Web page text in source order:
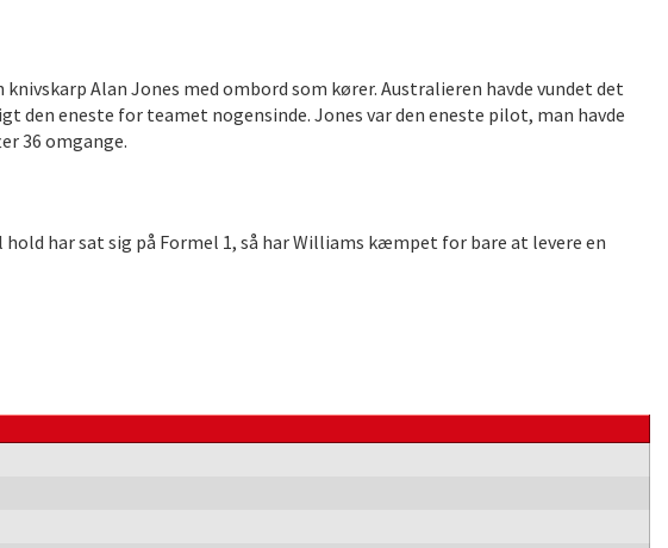
Alan Jones med ombord som kører. Australieren havde vundet det
den eneste for teamet nogensinde. Jones var den eneste pilot, man havde
36 omgange.
har sat sig på Formel 1, så har Williams kæmpet for bare at levere en